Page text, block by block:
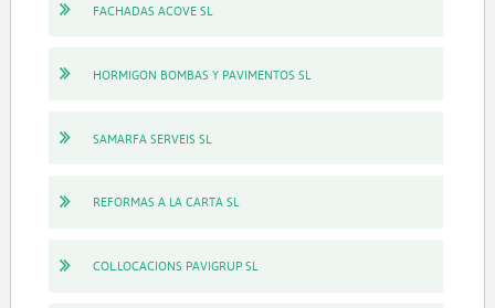
FACHADAS ACOVE SL
HORMIGON BOMBAS Y PAVIMENTOS SL
SAMARFA SERVEIS SL
REFORMAS A LA CARTA SL
COL.LOCACIONS PAVIGRUP SL